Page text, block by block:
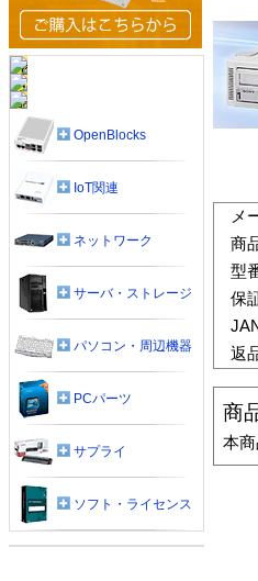
メ
商
型
保
返
商
本
OpenBlocks
IoT関連
ネットワーク
サーバ・ストレージ
パソコン・周辺機器
PCパーツ
サプライ
ソフト・ライセンス